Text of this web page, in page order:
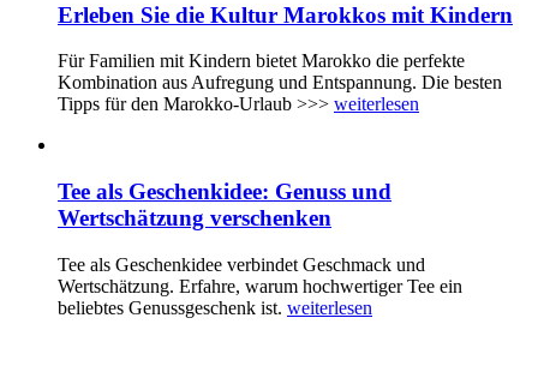
Erleben Sie die Kultur Marokkos mit Kindern
Für Familien mit Kindern bietet Marokko die perfekte
Kombination aus Aufregung und Entspannung. Die besten
Tipps für den Marokko-Urlaub >>> weiterlesen
Tee als Geschenkidee: Genuss und
Wertschätzung verschenken
Tee als Geschenkidee verbindet Geschmack und
Wertschätzung. Erfahre, warum hochwertiger Tee ein
beliebtes Genussgeschenk ist. weiterlesen